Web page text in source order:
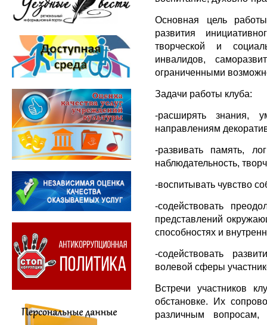
Основная цель
развития
творческой и
инвалидов,
ограниченными
Задачи работы клуба:
-расширять знания,
направлениям
-развивать память,
наблюдательность,
-воспитывать чувство
-содействовать
представлений
способностях и
-содействовать
волевой сферы
Встречи участников
обстановке. Их
различным вопросам,